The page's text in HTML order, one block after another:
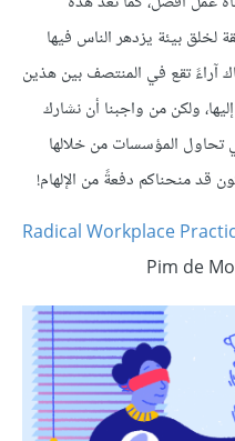
لخلق بيئة يزدهر الناس فيها
آراءً تقع في المنتصف بين هذين
ولكن من واجبنا أن نشارك
تحاول المؤسسات من خلالها
قد منحناكم دفعةً من الإلهام!
4 Radical Workplace